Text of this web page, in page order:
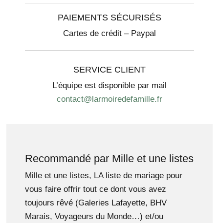
PAIEMENTS SÉCURISÉS
Cartes de crédit – Paypal
SERVICE CLIENT
L’équipe est disponible par mail
contact@larmoiredefamille.fr
Recommandé par Mille et une listes
Mille et une listes, LA liste de mariage pour
vous faire offrir tout ce dont vous avez
toujours rêvé (Galeries Lafayette, BHV
Marais, Voyageurs du Monde…) et/ou